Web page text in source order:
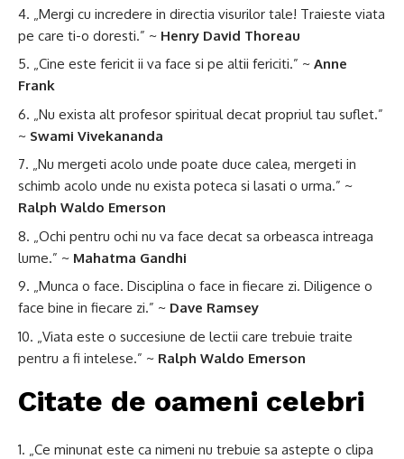
„Mergi cu incredere in directia visurilor tale! Traieste viata
pe care ti-o doresti.” ~ Henry David Thoreau
„Cine este fericit ii va face si pe altii fericiti.” ~ Anne
Frank
„Nu exista alt profesor spiritual decat propriul tau suflet.”
~ Swami Vivekananda
„Nu mergeti acolo unde poate duce calea, mergeti in
schimb acolo unde nu exista poteca si lasati o urma.” ~
Ralph Waldo Emerson
„Ochi pentru ochi nu va face decat sa orbeasca intreaga
lume.” ~ Mahatma Gandhi
„Munca o face. Disciplina o face in fiecare zi. Diligence o
face bine in fiecare zi.” ~ Dave Ramsey
„Viata este o succesiune de lectii care trebuie traite
pentru a fi intelese.” ~ Ralph Waldo Emerson
Citate de oameni celebri
„Ce minunat este ca nimeni nu trebuie sa astepte o clipa